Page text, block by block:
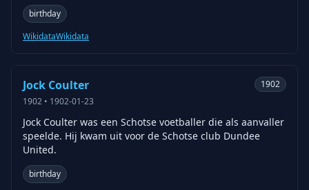
birthday
WikidataWikidata
Jock Coulter
1902 • 1902-01-23
1902
Jock Coulter was een Schotse voetballer die als aanvaller
speelde. Hij kwam uit voor de Schotse club Dundee
United.
birthday